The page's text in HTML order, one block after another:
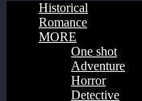
Historical
Romance
MORE
One shot
Adventure
Horror
Detective